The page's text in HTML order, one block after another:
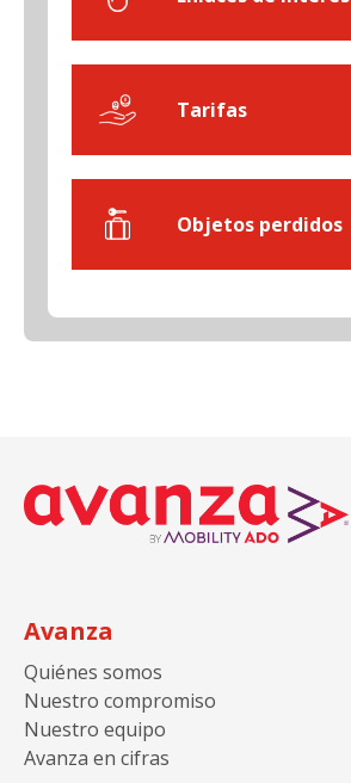
Tarifas
Objetos perdidos
Avanza
Quiénes somos
Nuestro compromiso
Nuestro equipo
Avanza en cifras